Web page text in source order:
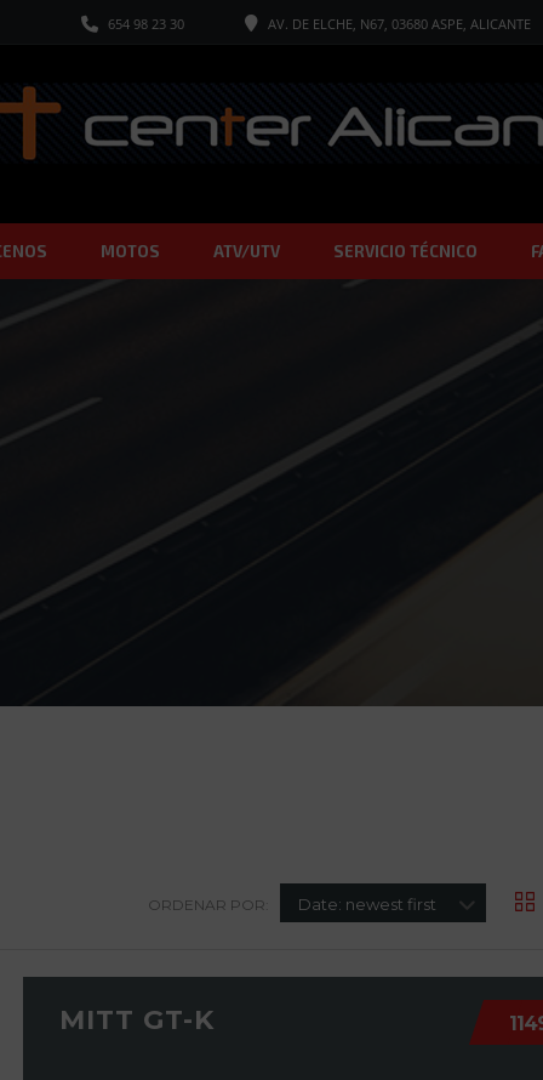
AV. DE ELCHE, N67, 03680 ASPE, ALICANTE
654 98 23 30
MOTOS ATV/UTV SERVICIO TÉCNICO
ORDENAR POR: Date: newest first
MITT GT-K